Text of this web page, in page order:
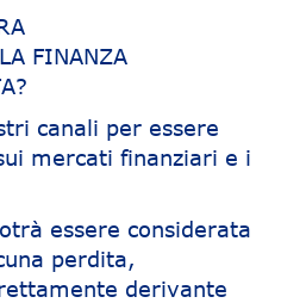
FINANZA
canali per essere
mercati finanziari e i
essere considerata
perdita,
derivante